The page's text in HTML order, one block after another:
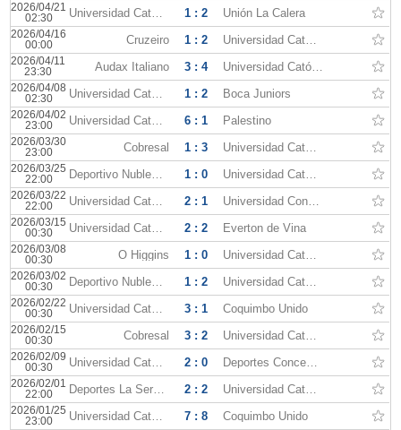
2026/04/21
02:30
Universidad Católica 1 : 2 Unión La Calera
2026/04/16
00:00
Cruzeiro 1 : 2 Universidad Católica
2026/04/11
23:30
Audax Italiano 3 : 4 Universidad Católica
2026/04/08
02:30
Universidad Católica 1 : 2 Boca Juniors
2026/04/02
23:00
Universidad Católica 6 : 1 Palestino
2026/03/30
23:00
Cobresal 1 : 3 Universidad Católica
2026/03/25
22:00
Deportivo Nublense 1 : 0 Universidad Católica
2026/03/22
22:00
Universidad Católica 2 : 1 Universidad Concepcion
2026/03/15
00:30
Universidad Católica 2 : 2 Everton de Vina
2026/03/08
00:30
O Higgins 1 : 0 Universidad Católica
2026/03/02
00:30
Deportivo Nublense 1 : 2 Universidad Católica
2026/02/22
00:30
Universidad Católica 3 : 1 Coquimbo Unido
2026/02/15
00:30
Cobresal 3 : 2 Universidad Católica
2026/02/09
00:30
Universidad Católica 2 : 0 Deportes Concepción
2026/02/01
22:00
Deportes La Serena 2 : 2 Universidad Católica
2026/01/25
23:00
Universidad Católica 7 : 8 Coquimbo Unido